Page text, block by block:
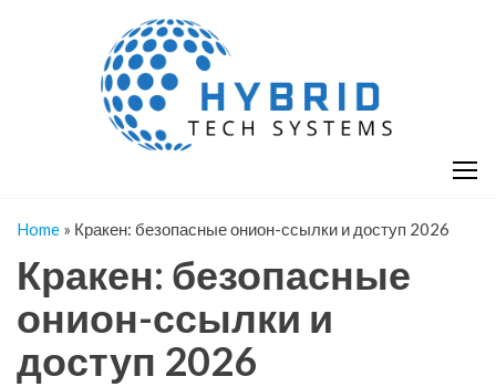
Home » Кракен: безопасные онион-ссылки и доступ 2026
Кракен: безопасные
онион-ссылки и
доступ 2026